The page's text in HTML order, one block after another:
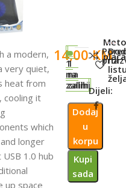
a modern,
very quiet,
heat from
cooling it
which
longer
1.0 hub
up space
14,00KM
1
na
zalihi
1
na
zalihi
Dodaj
u
korpu
Kupi
sada
na
Dijeli: